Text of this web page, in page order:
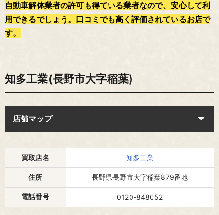
自動車解体業者の許可も得ている業者なので、安心して利
用できるでしょう。口コミでも高く評価されているお店で
す。
知多工業(長野市大字稲葉)
店舗マップ
買取店名 知多工業
住所 長野県長野市大字稲葉879番地
電話番号 0120-848052